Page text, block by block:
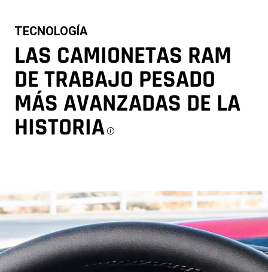
TECNOLOGÍA
LAS CAMIONETAS RAM
DE TRABAJO PESADO
MÁS AVANZADAS DE LA
HISTORIADisclosure